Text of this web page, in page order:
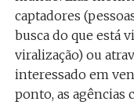
captadores
busca do que está
viralização) ou
interessado em
ponto, as agências